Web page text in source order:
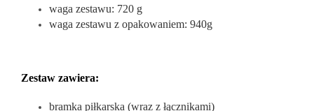
waga zestawu: 720 g
waga zestawu z opakowaniem: 940g
Zestaw zawiera:
bramka piłkarska (wraz z łącznikami)